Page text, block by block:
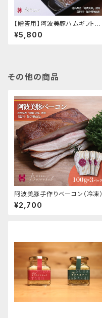
【贈答用】阿波美豚ハムギフトセ
ット
¥5,800
その他の商品
阿波美豚手作りベーコン（冷凍）
¥2,700